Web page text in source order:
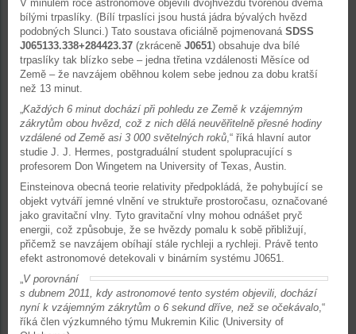
V minulém roce astronomové objevili dvojhvězdu tvořenou dvěma
bílými trpaslíky. (Bílí trpaslíci jsou hustá jádra bývalých hvězd
podobných Slunci.) Tato soustava oficiálně pojmenovaná SDSS
J065133.338+284423.37 (zkráceně J0651) obsahuje dva bílé
trpaslíky tak blízko sebe – jedna třetina vzdálenosti Měsíce od
Země – že navzájem oběhnou kolem sebe jednou za dobu kratší
než 13 minut.
„Každých 6 minut dochází při pohledu ze Země k vzájemným
zákrytům obou hvězd, což z nich dělá neuvěřitelně přesné hodiny
vzdálené od Země asi 3 000 světelných roků,“ říká hlavní autor
studie J. J. Hermes, postgraduální student spolupracující s
profesorem Don Wingetem na University of Texas, Austin.
Einsteinova obecná teorie relativity předpokládá, že pohybující se
objekt vytváří jemné vlnění ve struktuře prostoročasu, označované
jako gravitační vlny. Tyto gravitační vlny mohou odnášet pryč
energii, což způsobuje, že se hvězdy pomalu k sobě přibližují,
přičemž se navzájem obíhají stále rychleji a rychleji. Právě tento
efekt astronomové detekovali v binárním systému J0651.
„V porovnání
s dubnem 2011, kdy astronomové tento systém objevili, dochází
nyní k vzájemným zákrytům o 6 sekund dříve, než se očekávalo,“
říká člen výzkumného týmu Mukremin Kilic (University of